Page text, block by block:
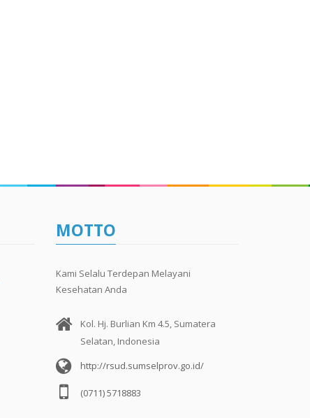
MOTTO
Kami Selalu Terdepan Melayani
Kesehatan Anda
Kol. Hj. Burlian Km 4.5, Sumatera
Selatan, Indonesia
http://rsud.sumselprov.go.id/
(0711) 5718883